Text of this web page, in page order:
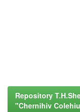
Repository
"Chernihiv